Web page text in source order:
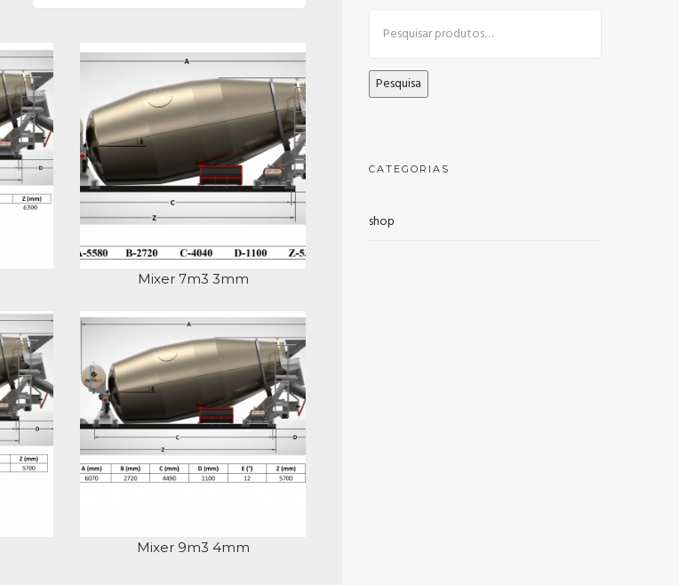
Mixer 7m3 3mm
Mixer 9m3 4mm
Pesquisa
CATEGORIAS
shop